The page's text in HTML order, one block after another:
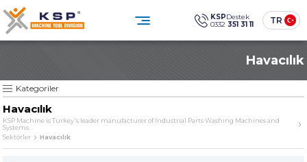
×
Ürünler
Çözümler
Sektörler
KSPDestek
0332 351 31 11 TR
Havacılık
×
KSP MACHINEKATEGORİLER
» Diğer Makine ve Ekipmanlar
Kategoriler
Havacılık
KSP Machine is Turkey's leader manufacturer of Industrial Parts Washing Machines and
Systems.
Sektörler
Havacılık